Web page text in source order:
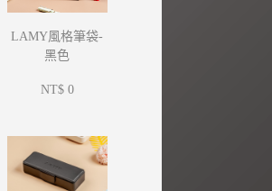
LAMY風格筆袋-
黑色
NT$ 0